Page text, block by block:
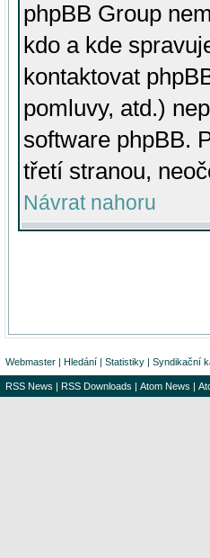
phpBB Group
kdo a kde
kontaktovat
pomluvy, atd.)
software phpBB.
třetí stranou,
Návrat nahoru
Webmaster | Hledání | Statistiky | Syndikační
RSS News | RSS Downloads | Atom News |